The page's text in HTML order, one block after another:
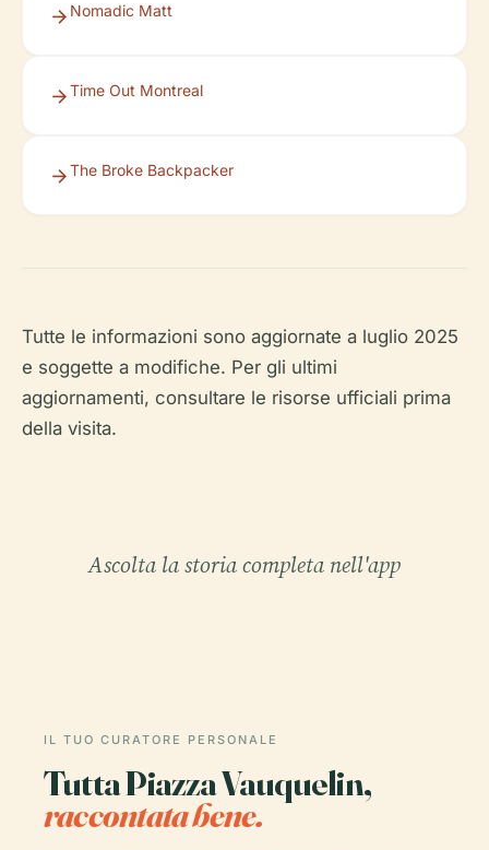
Nomadic Matt
Time Out Montreal
The Broke Backpacker
Tutte le informazioni sono aggiornate a luglio 2025
e soggette a modifiche. Per gli ultimi
aggiornamenti, consultare le risorse ufficiali prima
della visita.
Ascolta la storia completa nell'app
IL TUO CURATORE PERSONALE
Tutta Piazza Vauquelin,
raccontata bene.